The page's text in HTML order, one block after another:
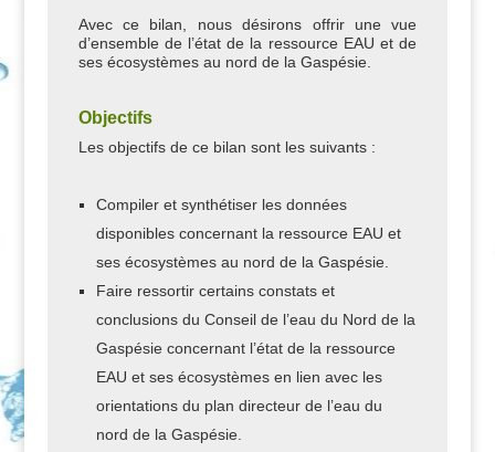
Avec ce bilan, nous désirons offrir une vue
d’ensemble de l’état de la ressource EAU et de
ses écosystèmes au nord de la Gaspésie.
Objectifs
Les objectifs de ce bilan sont les suivants :
Compiler et synthétiser les données
disponibles concernant la ressource EAU et
ses écosystèmes au nord de la Gaspésie.
Faire ressortir certains constats et
conclusions du Conseil de l’eau du Nord de la
Gaspésie concernant l’état de la ressource
EAU et ses écosystèmes en lien avec les
orientations du plan directeur de l’eau du
nord de la Gaspésie.